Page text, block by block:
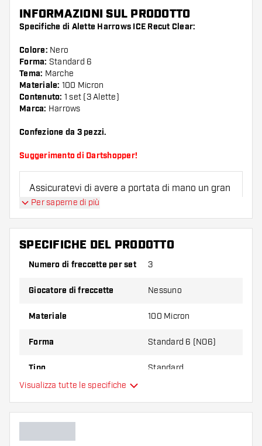
INFORMAZIONI SUL PRODOTTO
Specifiche di Alette Harrows ICE Recut Clear:
Colore: Nero
Forma: Standard 6
Tema: Marche
Materiale: 100 Micron
Contenuto: 1 set (3 Alette)
Marca: Harrows
Confezione da 3 pezzi.
Suggerimento di Dartshopper!
Assicuratevi di avere a portata di mano un gran
numero di alette e di astine. Questi possono
danneggiarsi o rompersi con l'uso.
Provate una forma, un materiale o uno
spessore diverso di alette per scoprire quale
Per saperne di più
SPECIFICHE DEL PRODOTTO
Numero di freccette per set 3
Giocatore di freccette Nessuno
Materiale 100 Micron
Forma Standard 6 (NO6)
Tipo Standard
Colori aggiuntivi
Visualizza tutte le specifiche